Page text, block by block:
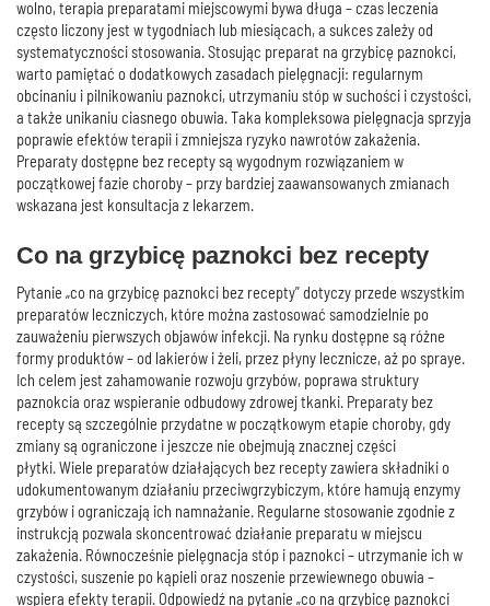
wolno, terapia preparatami miejscowymi bywa długa – czas leczenia
często liczony jest w tygodniach lub miesiącach, a sukces zależy od
systematyczności stosowania. Stosując preparat na grzybicę paznokci,
warto pamiętać o dodatkowych zasadach pielęgnacji: regularnym
obcinaniu i pilnikowaniu paznokci, utrzymaniu stóp w suchości i czystości,
a także unikaniu ciasnego obuwia. Taka kompleksowa pielęgnacja sprzyja
poprawie efektów terapii i zmniejsza ryzyko nawrotów zakażenia.
Preparaty dostępne bez recepty są wygodnym rozwiązaniem w
początkowej fazie choroby – przy bardziej zaawansowanych zmianach
wskazana jest konsultacja z lekarzem.
Co na grzybicę paznokci bez recepty
Pytanie „co na grzybicę paznokci bez recepty” dotyczy przede wszystkim
preparatów leczniczych, które można zastosować samodzielnie po
zauważeniu pierwszych objawów infekcji. Na rynku dostępne są różne
formy produktów – od lakierów i żeli, przez płyny lecznicze, aż po spraye.
Ich celem jest zahamowanie rozwoju grzybów, poprawa struktury
paznokcia oraz wspieranie odbudowy zdrowej tkanki. Preparaty bez
recepty są szczególnie przydatne w początkowym etapie choroby, gdy
zmiany są ograniczone i jeszcze nie obejmują znacznej części
płytki. Wiele preparatów działających bez recepty zawiera składniki o
udokumentowanym działaniu przeciwgrzybiczym, które hamują enzymy
grzybów i ograniczają ich namnażanie. Regularne stosowanie zgodnie z
instrukcją pozwala skoncentrować działanie preparatu w miejscu
zakażenia. Równocześnie pielęgnacja stóp i paznokci – utrzymanie ich w
czystości, suszenie po kąpieli oraz noszenie przewiewnego obuwia –
wspiera efekty terapii. Odpowiedź na pytanie „co na grzybicę paznokci